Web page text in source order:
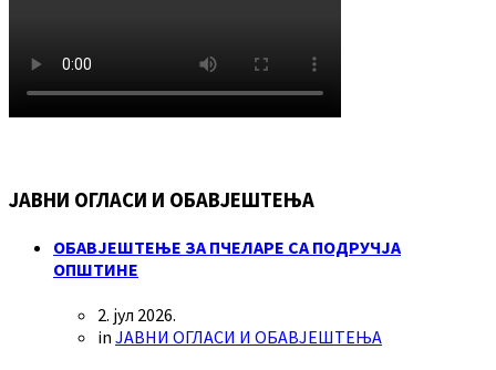
ЈАВНИ ОГЛАСИ И ОБАВЈЕШТЕЊА
ОБАВЈЕШТЕЊЕ ЗА ПЧЕЛАРЕ СА ПОДРУЧЈА
ОПШТИНЕ
2. јул 2026.
in ЈАВНИ ОГЛАСИ И ОБАВЈЕШТЕЊА